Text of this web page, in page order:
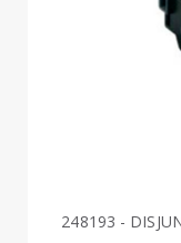
248193 -